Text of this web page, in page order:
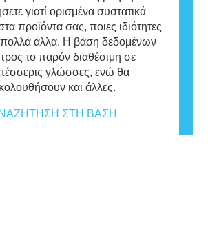
γιατί ορισμένα συστατικά
προϊόντα σας, ποιες ιδιότητες
πολλά άλλα. Η βάση δεδομένων
προς το παρόν διαθέσιμη σε
γλώσσες, ενώ θα
και άλλες.
ΣΤΗ ΒΆΣΗ